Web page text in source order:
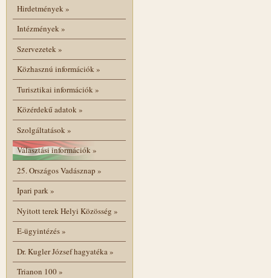
Hirdetmények»
Intézmények»
Szervezetek»
Közhasznú információk»
Turisztikai információk»
Közérdekű adatok»
Szolgáltatások»
Választási információk»
25. Országos Vadásznap »
Ipari park»
Nyitott terek Helyi Közösség »
E-ügyintézés»
Dr. Kugler József hagyatéka»
Trianon 100»